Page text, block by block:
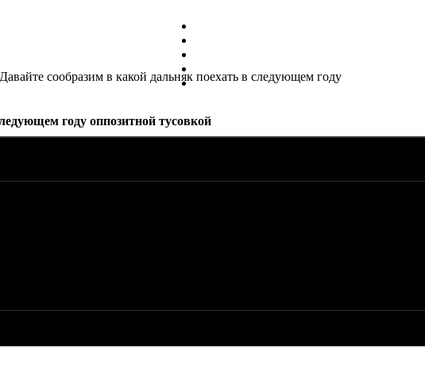
Давайте сообразим в какой дальняк поехать в следующем году
году оппозитной тусовкой